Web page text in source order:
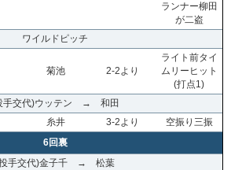
ランナー柳田
が二盗
ワイルドピッチ
菊池 2-2より
ライト前タイ
ムリーヒット
(打点1)
手交代)ウッテン → 和田
糸井 3-2より
空振り三振
6回裏
手交代)金子千 → 松葉